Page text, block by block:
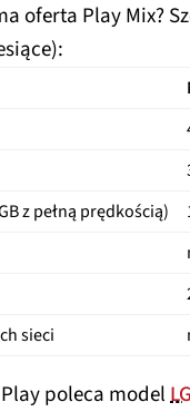
oferta Play Mix?
z pełną prędkością)
sieci
poleca model